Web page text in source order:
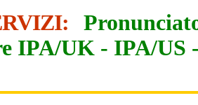
IPA/UK - IPA/US